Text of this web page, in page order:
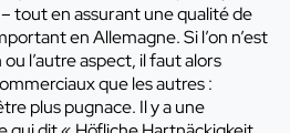
tout en assurant une qualité de
en Allemagne. Si l’on n’est
l’autre aspect, il faut alors
que les autres :
plus pugnace. Il y a une